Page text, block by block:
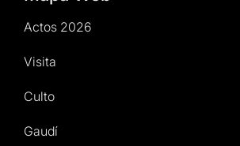
Actos 2026
Visita
Culto
Gaudí